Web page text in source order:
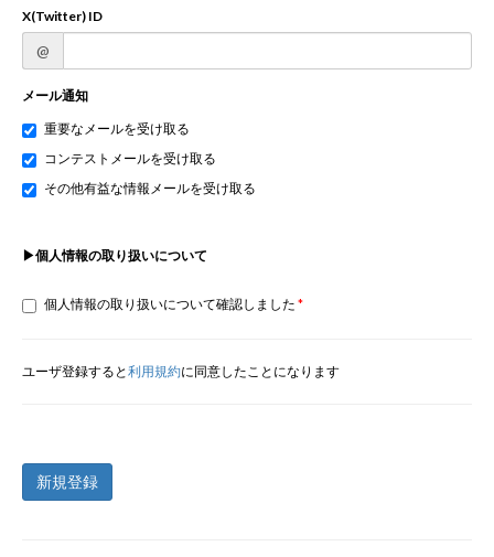
X(Twitter) ID
@
メール通知
重要なメールを受け取る
コンテストメールを受け取る
その他有益な情報メールを受け取る
▶個人情報の取り扱いについて
個人情報の取り扱いについて確認しました
ユーザ登録すると利用規約に同意したことになります
新規登録